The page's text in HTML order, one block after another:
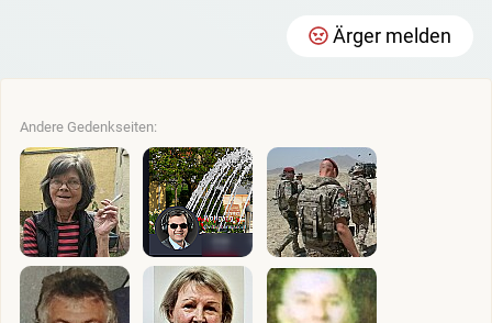
Ärger melden
Andere Gedenkseiten: